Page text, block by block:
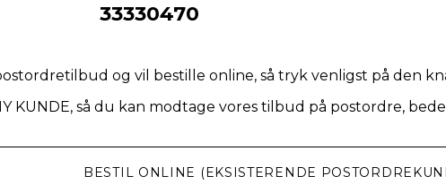
33330470
og vil bestille online, så tryk venligst på den
KUNDE, så du kan modtage vores tilbud på postordre,
BESTIL ONLINE (EKSISTERENDE